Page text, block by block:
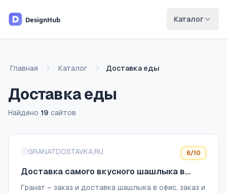
Каталог
Главная Каталог Доставка еды
Доставка еды
Найдено 19 сайтов
Список сайтов
GRANATDOSTAVKA.RU 6/10
Доставка самого вкусного шашлыка в
Воронеже - GRANAT
Гранат – заказ и доставка шашлыка в офис, заказ и